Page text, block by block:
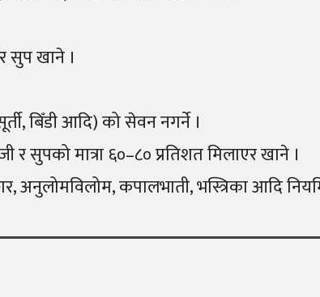
सुप खाने ।
बिँडी आदि) को सेवन नगर्ने ।
र सुपको मात्रा ६०–८० प्रतिशत मिलाएर खाने ।
अनुलोमविलोम, कपालभाती, भस्त्रिका आदि